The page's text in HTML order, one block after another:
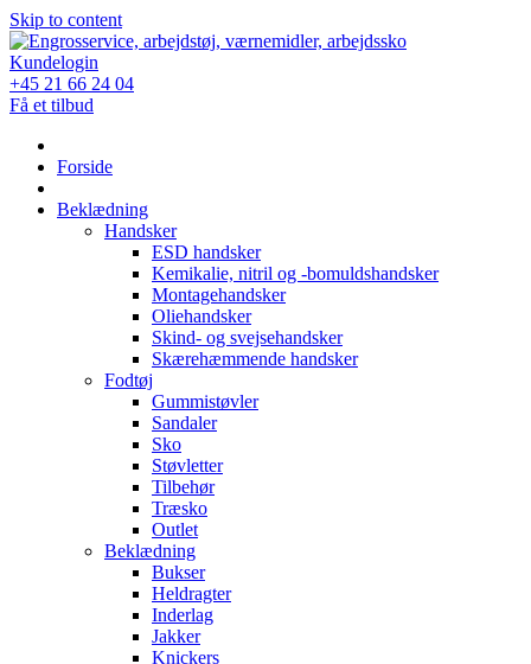
Skip to content
Kundelogin
+45 21 66 24 04
Få et tilbud
Forside
Beklædning
Handsker
ESD handsker
Kemikalie, nitril og -bomuldshandsker
Montagehandsker
Oliehandsker
Skind- og svejsehandsker
Skærehæmmende handsker
Fodtøj
Gummistøvler
Sandaler
Sko
Støvletter
Tilbehør
Træsko
Outlet
Beklædning
Bukser
Heldragter
Inderlag
Jakker
Knickers